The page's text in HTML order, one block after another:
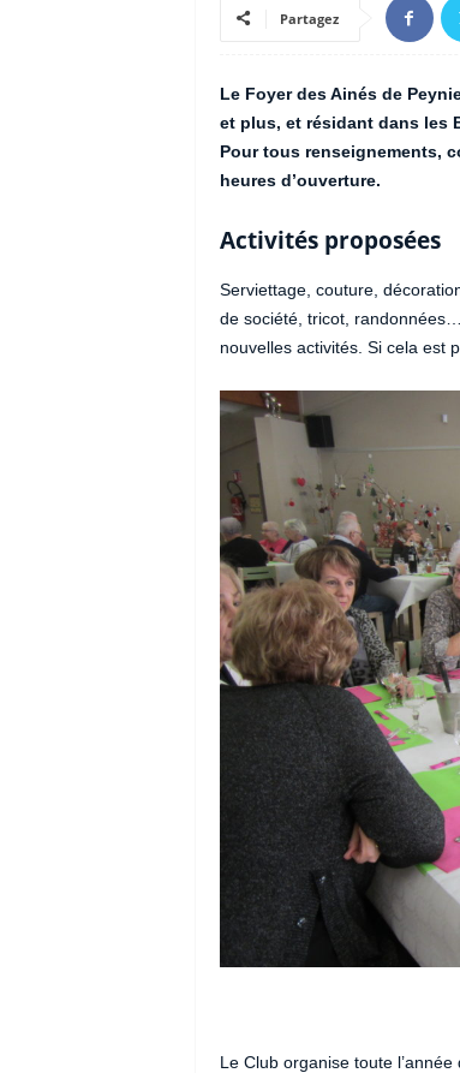
Partagez
Le Foyer des Ainés de
et plus, et résidant dans les
Pour tous renseignements,
heures d’ouverture.
Activités proposées
Serviettage, couture,
de société, tricot,
nouvelles activités. Si cela est
Le Club organise toute